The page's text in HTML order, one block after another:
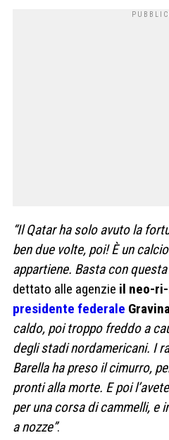
“Il Qatar ha solo avuto la
ben due volte, poi! È un
appartiene. Basta con
dettato alle agenzie il neo-
presidente federale
caldo, poi troppo freddo a
degli stadi nordamericani. I
Barella ha preso il cimurro,
pronti alla morte. E poi
per una corsa di cammelli, e
a nozze”.